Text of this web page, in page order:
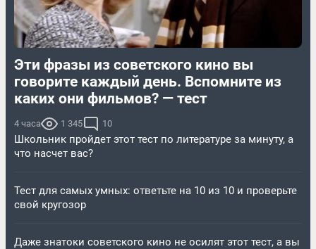
Эти фразы из советского кино вы
говорите каждый день. Вспомните из
каких они фильмов? — тест
4 часа 1 345 10
Школьник пройдет этот тест по литературе за минуту, а
что насчет вас?
Тест для самых умных: ответьте на 10 из 10 и проверьте
свой кругозор
Даже знатоки советского кино не осилят этот тест, а вы